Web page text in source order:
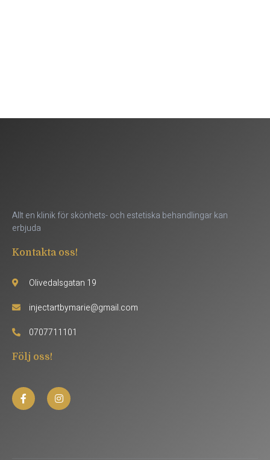
Allt en klinik för skönhets- och estetiska behandlingar kan
erbjuda
Kontakta oss!
Olivedalsgatan 19
injectartbymarie@gmail.com
0707711101
Följ oss!